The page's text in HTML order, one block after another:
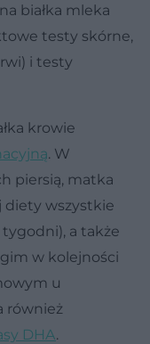
białka mleka
testy skórne,
i testy
krowie
. W
piersią, matka
diety wszystkie
a także
w kolejności
u
również
DHA.